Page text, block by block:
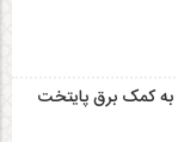
به کمک برق پایتخت